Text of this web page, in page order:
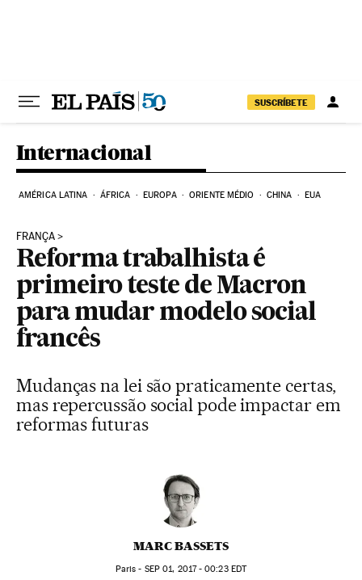
SUSCRÍBETE
Internacional
AMÉRICA LATINA ÁFRICA EUROPA ORIENTE MÉDIO CHINA EUA
FRANÇA
Reforma trabalhista é
primeiro teste de Macron
para mudar modelo social
francês
Mudanças na lei são praticamente certas,
mas repercussão social pode impactar em
reformas futuras
MARC BASSETS
Paris - SEP 01, 2017 - 00:23EDT